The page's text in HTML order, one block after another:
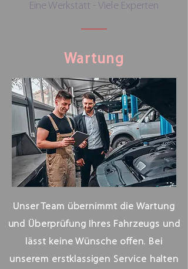
Eine Werkstatt - Viele Experten
Wartung
Unser Team übernimmt die Wartung
und Überprüfung Ihres Fahrzeugs und
lässt keine Wünsche offen. Bei
unserem erstklassigen Service halten